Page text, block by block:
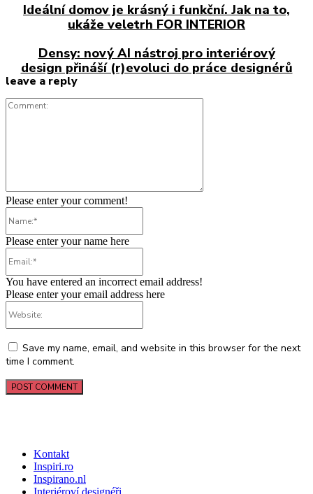
Ideální domov je krásný i funkční. Jak na to,
ukáže veletrh FOR INTERIOR
Densy: nový AI nástroj pro interiérový
design přináší (r)evoluci do práce designérů
leave a reply
Please enter your comment!
Please enter your name here
You have entered an incorrect email address!
Please enter your email address here
Save my name, email, and website in this browser for the next
time I comment.
Kontakt
Inspiri.ro
Inspirano.nl
Interiéroví designéři